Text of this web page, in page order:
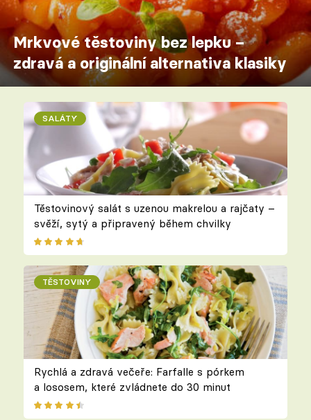
Mrkvové těstoviny bez lepku –
zdravá a originální alternativa klasiky
SALÁTY
Těstovinový salát s uzenou makrelou a rajčaty –
svěží, sytý a připravený během chvilky
TĚSTOVINY
Rychlá a zdravá večeře: Farfalle s pórkem
a lososem, které zvládnete do 30 minut